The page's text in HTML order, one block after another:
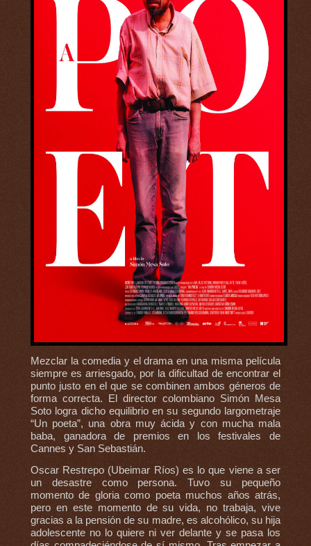
Mezclar la comedia y el drama en una misma película
siempre es arriesgado, por la dificultad de encontrar el
punto justo en el que se combinen ambos géneros de
forma correcta. El director colombiano Simón Mesa
Soto logra dicho equilibrio en su segundo largometraje
“Un poeta”, una obra muy ácida y con mucha mala
baba, ganadora de premios en los festivales de
Cannes y San Sebastián.
Oscar Restrepo (Ubeimar Ríos) es lo que viene a ser
un desastre como persona. Tuvo su pequeño
momento de gloria como poeta muchos años atrás,
pero en este momento de su vida, no trabaja, vive
gracias a la pensión de su madre, es alcohólico, su hija
adolescente no lo quiere ni ver delante y se pasa los